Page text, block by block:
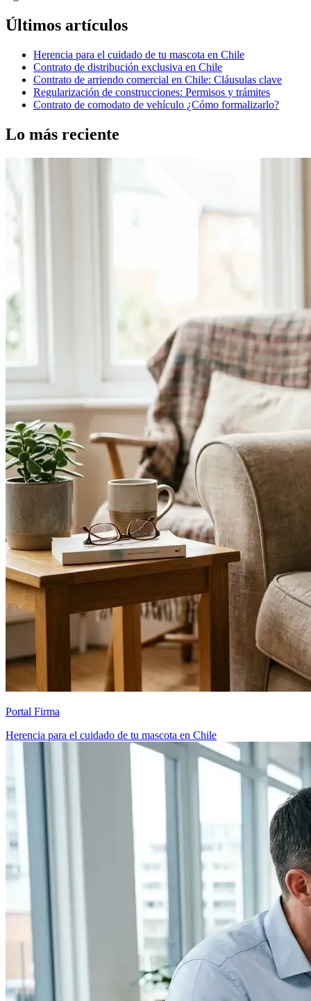
Últimos artículos
Herencia para el cuidado de tu mascota en Chile
Contrato de distribución exclusiva en Chile
Contrato de arriendo comercial en Chile: Cláusulas clave
Regularización de construcciones: Permisos y trámites
Contrato de comodato de vehículo ¿Cómo formalizarlo?
Lo más reciente
Portal Firma
Herencia para el cuidado de tu mascota en Chile